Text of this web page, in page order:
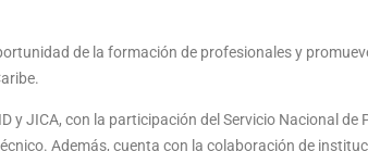
de la formación de profesionales y
y JICA, con la participación del Servicio Nacional de
Además, cuenta con la colaboración de